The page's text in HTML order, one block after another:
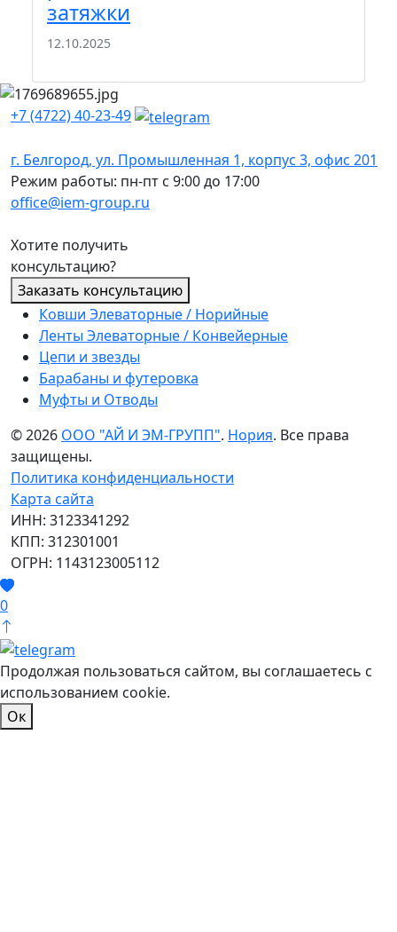
затяжки
12.10.2025
+7 (4722) 40-23-49
г. Белгород, ул. Промышленная 1, корпус 3, офис 201
Режим работы: пн-пт с 9:00 до 17:00
office@iem-group.ru
Хотите получить
консультацию?
Заказать консультацию
Ковши Элеваторные / Норийные
Ленты Элеваторные / Конвейерные
Цепи и звезды
Барабаны и футеровка
Муфты и Отводы
© 2026 ООО "АЙ И ЭМ-ГРУПП". Нория. Все права
защищены.
Политика конфиденциальности
Карта сайта
ИНН: 3123341292
КПП: 312301001
ОГРН: 1143123005112
0
Продолжая пользоваться сайтом, вы соглашаетесь с
использованием cookie.
Ок